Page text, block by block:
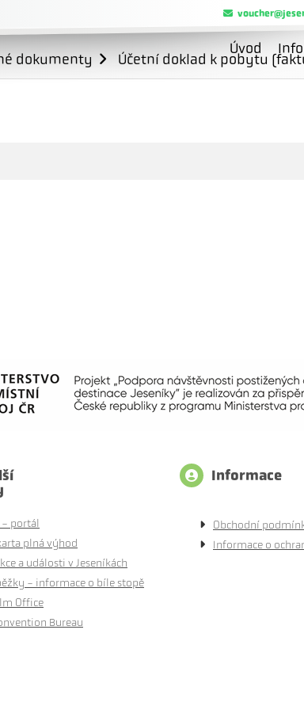
Úvod
dokumenty Účetní doklad k pobytu
- portál
plná výhod
a události v Jeseníkách
- informace o bíle stopě
Office
Bureau
Informace
Obchodní
Informace o